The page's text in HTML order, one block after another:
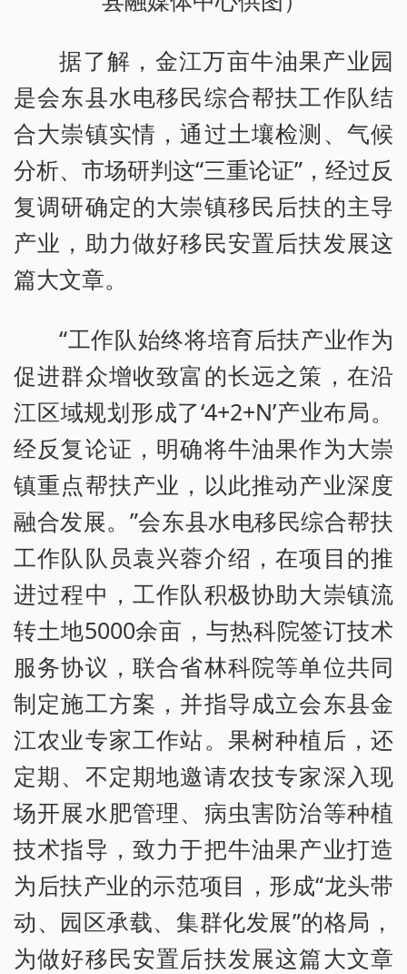
据了解，金江万亩牛油果产业园
是会东县水电移民综合帮扶工作队结
合大崇镇实情，通过土壤检测、气候
分析、市场研判这“三重论证”，经过反
复调研确定的大崇镇移民后扶的主导
产业，助力做好移民安置后扶发展这
篇大文章。
“工作队始终将培育后扶产业作为
促进群众增收致富的长远之策，在沿
江区域规划形成了‘4+2+N’产业布局。
经反复论证，明确将牛油果作为大崇
镇重点帮扶产业，以此推动产业深度
融合发展。”会东县水电移民综合帮扶
工作队队员袁兴蓉介绍，在项目的推
进过程中，工作队积极协助大崇镇流
转土地5000余亩，与热科院签订技术
服务协议，联合省林科院等单位共同
制定施工方案，并指导成立会东县金
江农业专家工作站。果树种植后，还
定期、不定期地邀请农技专家深入现
场开展水肥管理、病虫害防治等种植
技术指导，致力于把牛油果产业打造
为后扶产业的示范项目，形成“龙头带
动、园区承载、集群化发展”的格局，
为做好移民安置后扶发展这篇大文章